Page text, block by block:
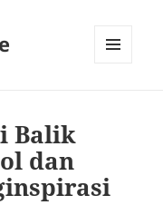
Balik
dan